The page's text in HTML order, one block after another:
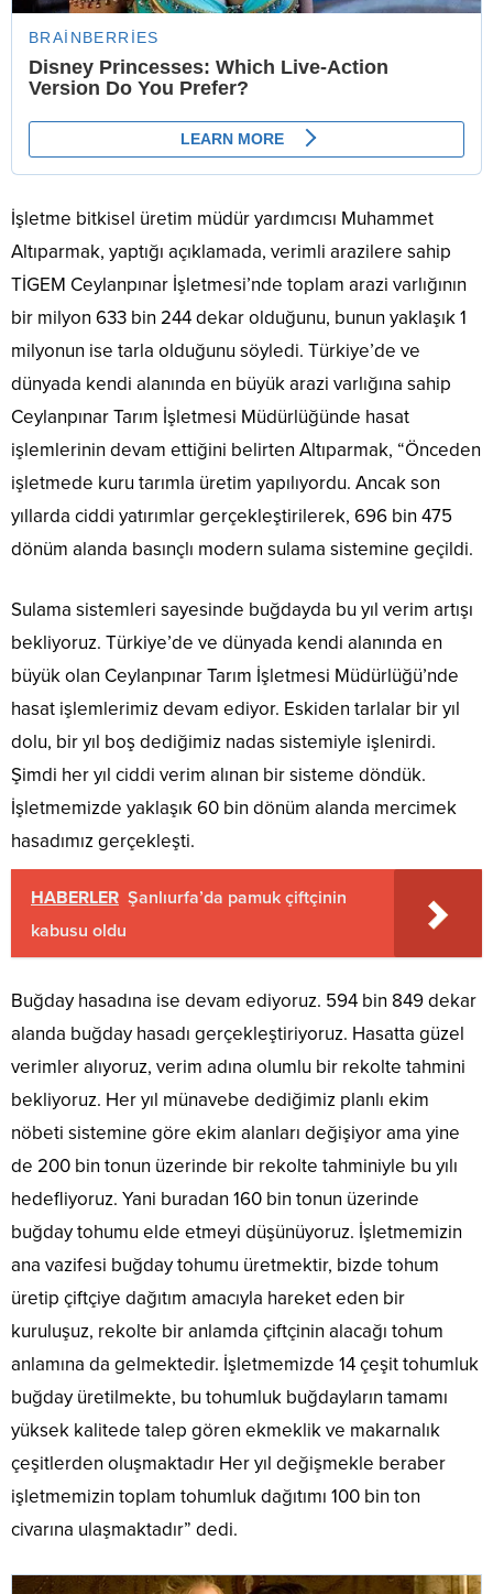
İşletme bitkisel üretim müdür yardımcısı Muhammet
Altıparmak, yaptığı açıklamada, verimli arazilere sahip
TİGEM Ceylanpınar İşletmesi’nde toplam arazi varlığının
bir milyon 633 bin 244 dekar olduğunu, bunun yaklaşık 1
milyonun ise tarla olduğunu söyledi. Türkiye’de ve
dünyada kendi alanında en büyük arazi varlığına sahip
Ceylanpınar Tarım İşletmesi Müdürlüğünde hasat
işlemlerinin devam ettiğini belirten Altıparmak, “Önceden
işletmede kuru tarımla üretim yapılıyordu. Ancak son
yıllarda ciddi yatırımlar gerçekleştirilerek, 696 bin 475
dönüm alanda basınçlı modern sulama sistemine geçildi.
Sulama sistemleri sayesinde buğdayda bu yıl verim artışı
bekliyoruz. Türkiye’de ve dünyada kendi alanında en
büyük olan Ceylanpınar Tarım İşletmesi Müdürlüğü’nde
hasat işlemlerimiz devam ediyor. Eskiden tarlalar bir yıl
dolu, bir yıl boş dediğimiz nadas sistemiyle işlenirdi.
Şimdi her yıl ciddi verim alınan bir sisteme döndük.
İşletmemizde yaklaşık 60 bin dönüm alanda mercimek
hasadımız gerçekleşti.
HABERLER Şanlıurfa’da pamuk çiftçinin
kabusu oldu
Buğday hasadına ise devam ediyoruz. 594 bin 849 dekar
alanda buğday hasadı gerçekleştiriyoruz. Hasatta güzel
verimler alıyoruz, verim adına olumlu bir rekolte tahmini
bekliyoruz. Her yıl münavebe dediğimiz planlı ekim
nöbeti sistemine göre ekim alanları değişiyor ama yine
de 200 bin tonun üzerinde bir rekolte tahminiyle bu yılı
hedefliyoruz. Yani buradan 160 bin tonun üzerinde
buğday tohumu elde etmeyi düşünüyoruz. İşletmemizin
ana vazifesi buğday tohumu üretmektir, bizde tohum
üretip çiftçiye dağıtım amacıyla hareket eden bir
kuruluşuz, rekolte bir anlamda çiftçinin alacağı tohum
anlamına da gelmektedir. İşletmemizde 14 çeşit tohumluk
buğday üretilmekte, bu tohumluk buğdayların tamamı
yüksek kalitede talep gören ekmeklik ve makarnalık
çeşitlerden oluşmaktadır Her yıl değişmekle beraber
işletmemizin toplam tohumluk dağıtımı 100 bin ton
civarına ulaşmaktadır” dedi.